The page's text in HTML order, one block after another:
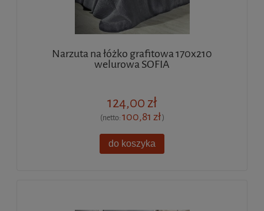
Narzuta na łóżko grafitowa 170x210
welurowa SOFIA
124,00 zł
(netto:100,81 zł)
do koszyka